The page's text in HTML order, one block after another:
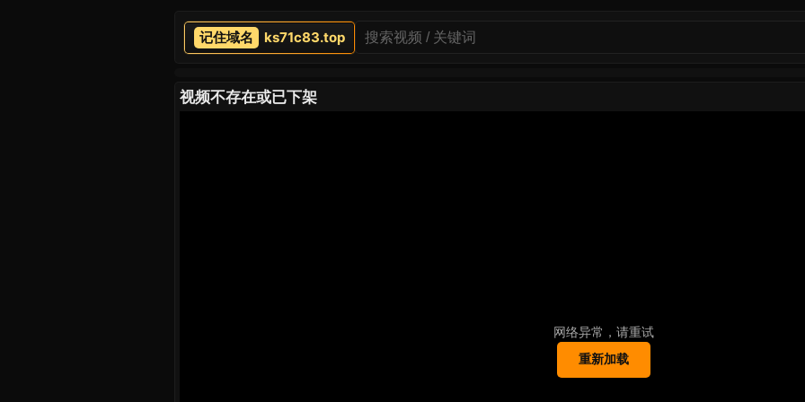
ks71c83.top
视频不存在或已下架
网络异常，请重试
重新加载